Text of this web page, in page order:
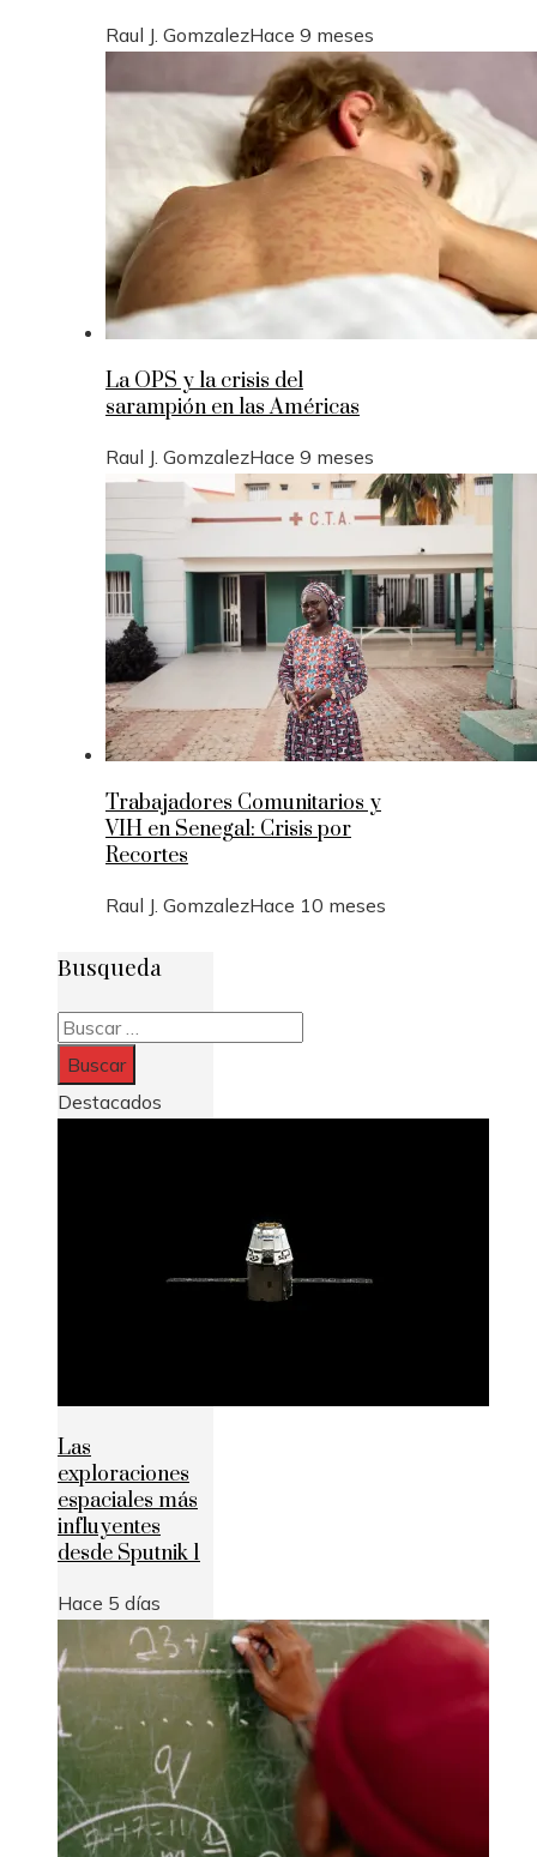
Raul J. GomzalezHace 9 meses
La OPS y la crisis del
sarampión en las Américas
Raul J. GomzalezHace 9 meses
Trabajadores Comunitarios y
VIH en Senegal: Crisis por
Recortes
Raul J. GomzalezHace 10 meses
Busqueda
Buscar:
Destacados
Las
exploraciones
espaciales más
influyentes
desde Sputnik 1
Hace 5 días